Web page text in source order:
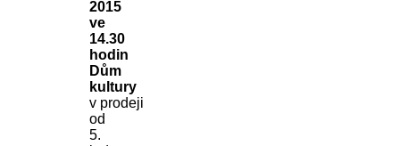
2015
ve
14.30
hodin
Dům
kultury
v prodeji
od
5.